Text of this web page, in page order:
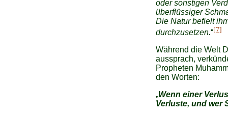
oder sonstigen
überflüssiger
Die Natur befielt
durchzusetzen.“[7]
Während die Welt
aussprach,
Propheten
den Worten:
„Wenn einer
Verluste, und wer